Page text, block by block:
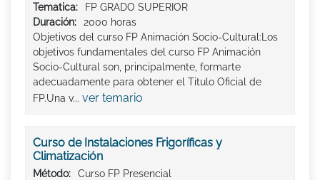
Tematica:
FP GRADO SUPERIOR
Duración:
2000 horas
Objetivos del curso FP Animación Socio-Cultural:Los
objetivos fundamentales del curso FP Animación
Socio-Cultural son, principalmente, formarte
adecuadamente para obtener el Titulo Oficial de
FP.Una v... ver temario
Curso de Instalaciones Frigoríficas y
Climatización
Método:
Curso FP Presencial